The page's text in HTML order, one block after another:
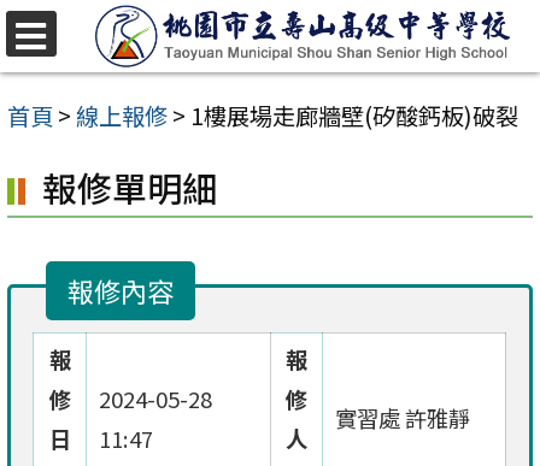
跳
至
主
內
容
首頁 >線上報修> 1樓展場走廊牆壁(矽酸鈣板)破裂
報修單明細
報修內容
報
修
日
2024-05-28
11:47
報
修
人
實習處 許雅靜
選
單